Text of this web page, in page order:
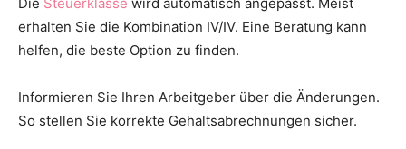
Die Steuerklasse wird automatisch angepasst. Meist
erhalten Sie die Kombination IV/IV. Eine Beratung kann
helfen, die beste Option zu finden.
Informieren Sie Ihren Arbeitgeber über die Änderungen.
So stellen Sie korrekte Gehaltsabrechnungen sicher.